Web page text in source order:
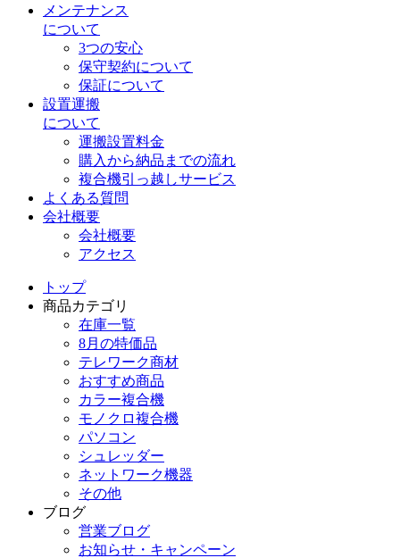
メンテナンス
について
3つの安心
保守契約について
保証について
設置運搬
について
運搬設置料金
購入から納品までの流れ
複合機引っ越しサービス
よくある質問
会社概要
会社概要
アクセス
トップ
商品カテゴリ
在庫一覧
8月の特価品
テレワーク商材
おすすめ商品
カラー複合機
モノクロ複合機
パソコン
シュレッダー
ネットワーク機器
その他
ブログ
営業ブログ
お知らせ・キャンペーン